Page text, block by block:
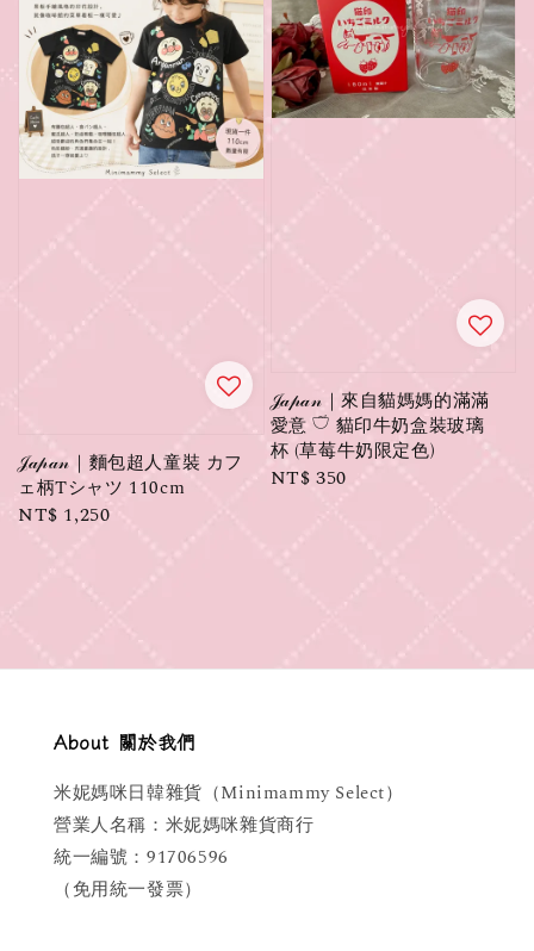
𝒥𝒶𝓅𝒶𝓃｜麵包超人童裝 カフ
ェ柄Tシャツ 110cm
Regular
NT$ 1,250
𝒥𝒶𝓅𝒶𝓃｜來自貓媽媽的滿滿
愛意 𓎩 貓印牛奶盒裝玻璃
杯 (草莓牛奶限定色)
Regular
NT$ 350
About 關於我們
米妮媽咪日韓雜貨（Minimammy Select）
營業人名稱：米妮媽咪雜貨商行
統一編號：91706596
（免用統一發票）